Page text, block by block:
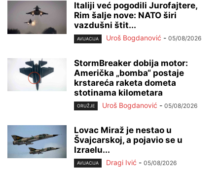
Italiji već pogodili Jurofajtere,
Rim šalje nove: NATO širi
vazdušni štit...
AVIJACIJA Uroš Bogdanović - 05/08/2026
StormBreaker dobija motor:
Američka „bomba“ postaje
krstareća raketa dometa
stotinama kilometara
ORUŽJE Uroš Bogdanović - 05/08/2026
Lovac Miraž je nestao u
Švajcarskoj, a pojavio se u
Izraelu...
AVIJACIJA Dragi Ivić - 05/08/2026